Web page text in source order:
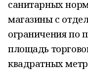
санитарных
магазины с
ограничения по
площадь
квадратных